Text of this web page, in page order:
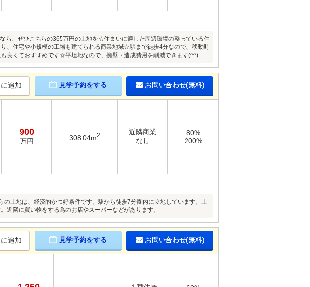
ら、ぜひこちらの365万円の土地を☆住まいに適した周辺環境の整っている住
、住宅や小規模の工場も建てられる商業地域☆駅まで徒歩4分なので、移動時
良くておすすめです☆平坦地なので、擁壁・造成費用を削減できます(^^)
追加 見学予約をする お問い合わせ(無料)
900
万円 308.04m2
近隣商業
なし
80%
200%
土地は、経済的かつ好条件です。駅から徒歩7分圏内に立地しています。土
近隣に買い物をする為のお店やスーパーなどがあります。
追加 見学予約をする お問い合わせ(無料)